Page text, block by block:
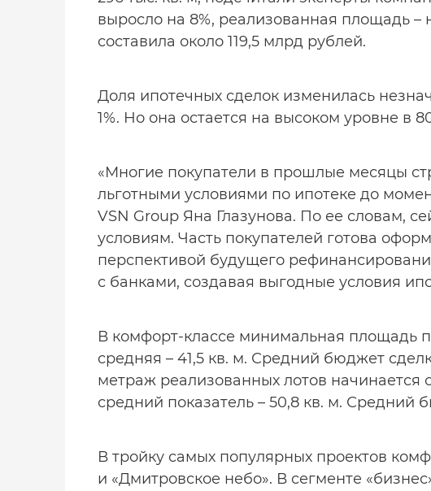
выросло на 8%, реализованная площадь
составила около 119,5 млрд рублей.
Доля ипотечных сделок изменилась
1%. Но она остается на высоком уровне в
«Многие покупатели в прошлые месяцы
льготными условиями по ипотеке до
VSN Group Яна Глазунова. По ее словам,
условиям. Часть покупателей готова
перспективой будущего
с банками, создавая выгодные условия
В комфорт-классе минимальная площадь
средняя – 41,5 кв. м. Средний бюджет
метраж реализованных лотов начинается
средний показатель – 50,8 кв. м. Средний
В тройку самых популярных проектов
и «Дмитровское небо». В сегменте